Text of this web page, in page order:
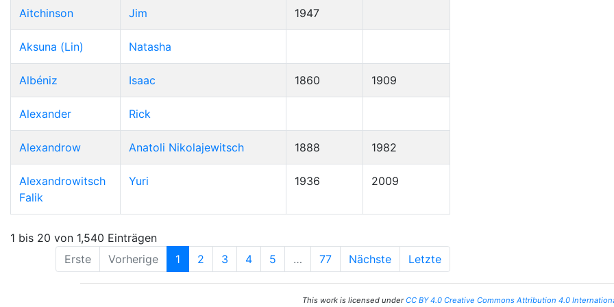
Aitchinson Jim 1947
Aksuna (Lin) Natasha
Albéniz Isaac 1860 1909
Alexander Rick
Alexandrow Anatoli Nikolajewitsch 1888 1982
Alexandrowitsch
Falik
Yuri 1936 2009
1 bis 20 von 1,540 Einträgen
Erste
Vorherige 1 2 3 4 5 … 77 Nächste Letzte
This work is licensed underCC BY 4.0 Creative Commons Attribution 4.0